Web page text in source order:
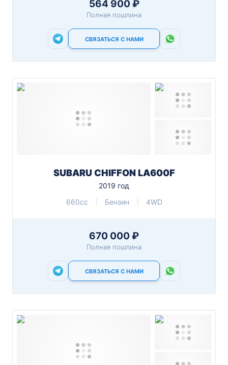
564 900 ₽
Полная пошлина
СВЯЗАТЬСЯ С НАМИ
SUBARU CHIFFON LA600F
2019 год
660cc
Бензин 4WD
670 000 ₽
Полная пошлина
СВЯЗАТЬСЯ С НАМИ